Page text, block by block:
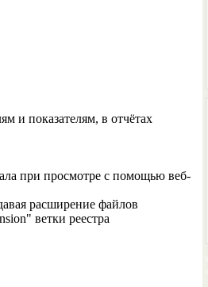
и показателям, в отчётах
при просмотре с помощью веб-
расширение файлов
ветки реестра